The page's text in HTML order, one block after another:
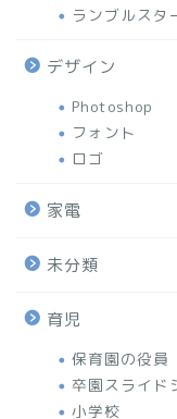
ランブルスタ
デザイン
Photoshop
フォント
ロゴ
家電
未分類
育児
保育園の役員
卒園スライド
小学校